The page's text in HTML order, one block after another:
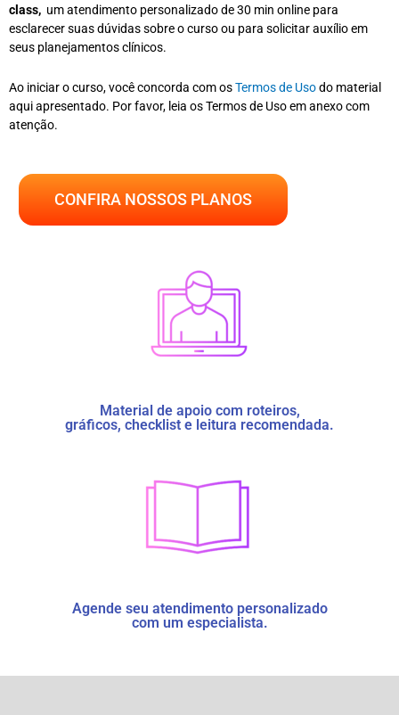
class, um atendimento personalizado de 30 min online para
esclarecer suas dúvidas sobre o curso ou para solicitar auxílio em
seus planejamentos clínicos.
Ao iniciar o curso, você concorda com osTermos de Usodo material
aqui apresentado. Por favor, leia os Termos de Uso em anexo com
atenção.
CONFIRA NOSSOS PLANOS
Material de apoio com roteiros,
gráficos, checklist e leitura recomendada.
Agende seu atendimento personalizado
com um especialista.